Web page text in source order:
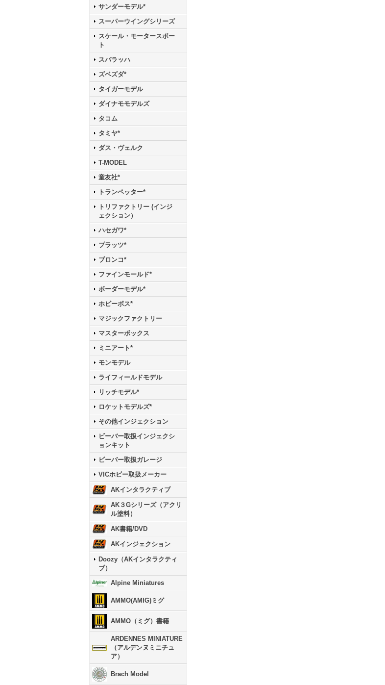
サンダーモデル*
スーパーウイングシリーズ
スケール・モータースポー
ト
スパラッハ
ズベズダ*
タイガーモデル
ダイナモモデルズ
タコム
タミヤ*
ダス・ヴェルク
T-MODEL
童友社*
トランペッター*
トリファクトリー (インジ
ェクション）
ハセガワ*
プラッツ*
ブロンコ*
ファインモールド*
ボーダーモデル*
ホビーボス*
マジックファクトリー
マスターボックス
ミニアート*
モンモデル
ライフィールドモデル
リッチモデル*
ロケットモデルズ*
その他インジェクション
ビーバー取扱インジェクシ
ョンキット
ビーバー取扱ガレージ
VICホビー取扱メーカー
AKインタラクティブ
AK３Gシリーズ（アクリ
ル塗料）
AK書籍/DVD
AKインジェクション
Doozy（AKインタラクティ
ブ）
Alpine Miniatures
AMMO(AMIG)ミグ
AMMO（ミグ）書籍
ARDENNES MINIATURE
（アルデンヌミニチュ
ア）
Brach Model